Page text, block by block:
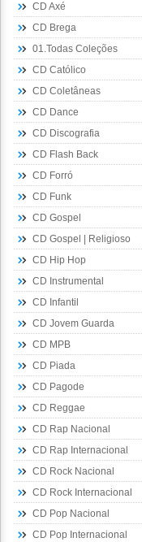
CD Axé
CD Brega
01.Todas Coleções
CD Católico
CD Coletâneas
CD Dance
CD Discografia
CD Flash Back
CD Forró
CD Funk
CD Gospel
CD Gospel | Religioso
CD Hip Hop
CD Instrumental
CD Infantil
CD Jovem Guarda
CD MPB
CD Piada
CD Pagode
CD Reggae
CD Rap Nacional
CD Rap Internacional
CD Rock Nacional
CD Rock Internacional
CD Pop Nacional
CD Pop Internacional